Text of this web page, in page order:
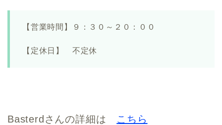
【営業時間】９：３０～２０：００
【定休日】 不定休
Basterdさんの詳細は こちら